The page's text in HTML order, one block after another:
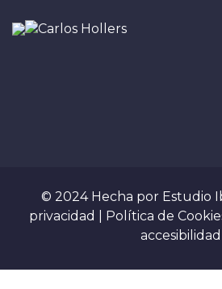
© 2024 Hecha por Estudio
privacidad
Política de
accesibilidad